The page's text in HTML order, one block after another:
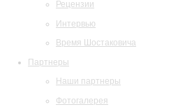
Рецензии
Интервью
Время Шостаковича
Партнеры
Наши партнеры
Фотогалерея